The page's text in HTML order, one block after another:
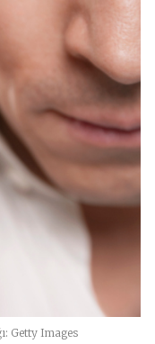
Getty Images